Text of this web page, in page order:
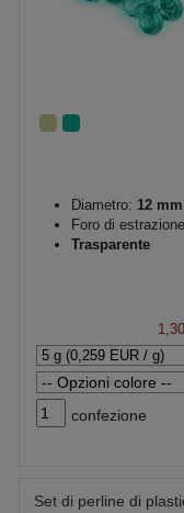
Diametro: 12 mm
Foro di
Trasparente
confezione
Set di perline di